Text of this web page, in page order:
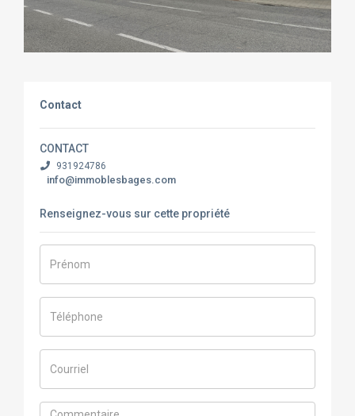
Contact
CONTACT
931924786
info@immoblesbages.com
Renseignez-vous sur cette propriété